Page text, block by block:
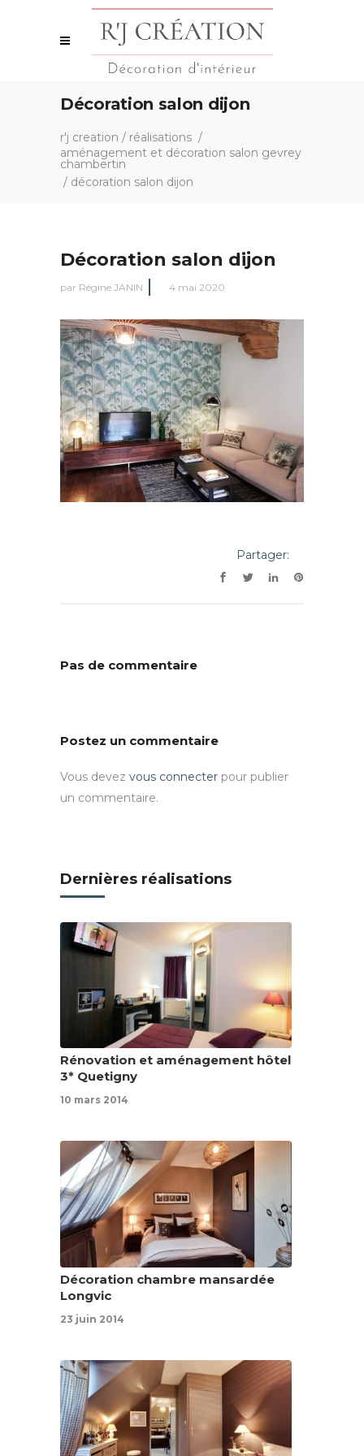
Décoration salon dijon
r'j creation / réalisations /
aménagement et décoration salon gevrey
chambertin
/ décoration salon dijon
Décoration salon dijon
par Régine JANIN 4 mai 2020
Partager:
Pas de commentaire
Postez un commentaire
Vous devez vous connecter pour publier
un commentaire.
Dernières réalisations
Rénovation et aménagement hôtel
3* Quetigny
10 mars 2014
Décoration chambre mansardée
Longvic
23 juin 2014